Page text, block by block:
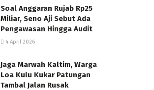
Soal Anggaran Rujab Rp25
Miliar, Seno Aji Sebut Ada
Pengawasan Hingga Audit
4 April 2026
Jaga Marwah Kaltim, Warga
Loa Kulu Kukar Patungan
Tambal Jalan Rusak